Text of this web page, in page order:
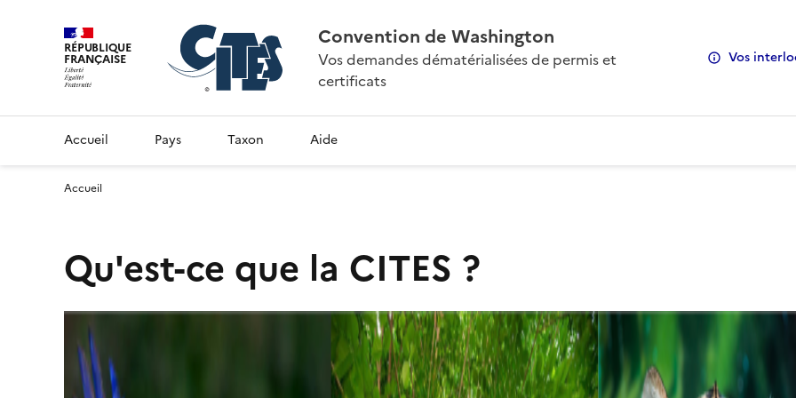
RÉPUBLIQUE
FRANÇAISE
Convention de Washington
Vos demandes dématérialisées de permis et
certificats
Vos
Accueil Pays Taxon Aide
Accueil
Qu'est-ce que la CITES ?